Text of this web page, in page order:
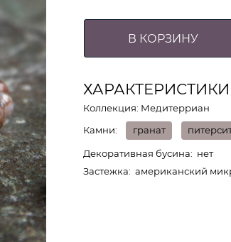
В КОРЗИНУ
ХАРАКТЕРИСТИКИ
Коллекция: Медитерриан
Камни
гранат
Декоративная бусина
нет
Застежка
американский